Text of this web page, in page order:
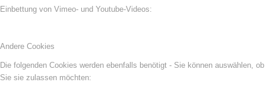
Einbettung von Vimeo- und Youtube-Videos:
Andere Cookies
Die folgenden Cookies werden ebenfalls benötigt - Sie können auswählen, ob
Sie sie zulassen möchten: